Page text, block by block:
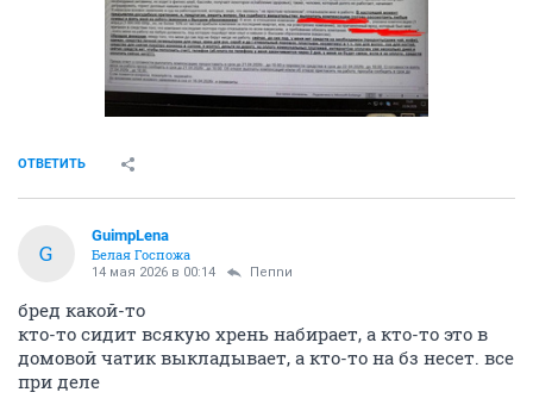
ОТВЕТИТЬ
G
GuimpLena
Белая Госпожа
14 мая 2026 в 00:14 Пепnи
бред какой-то
кто-то сидит всякую хрень набирает, а кто-то это в
домовой чатик выкладывает, а кто-то на бз несет. все
при деле